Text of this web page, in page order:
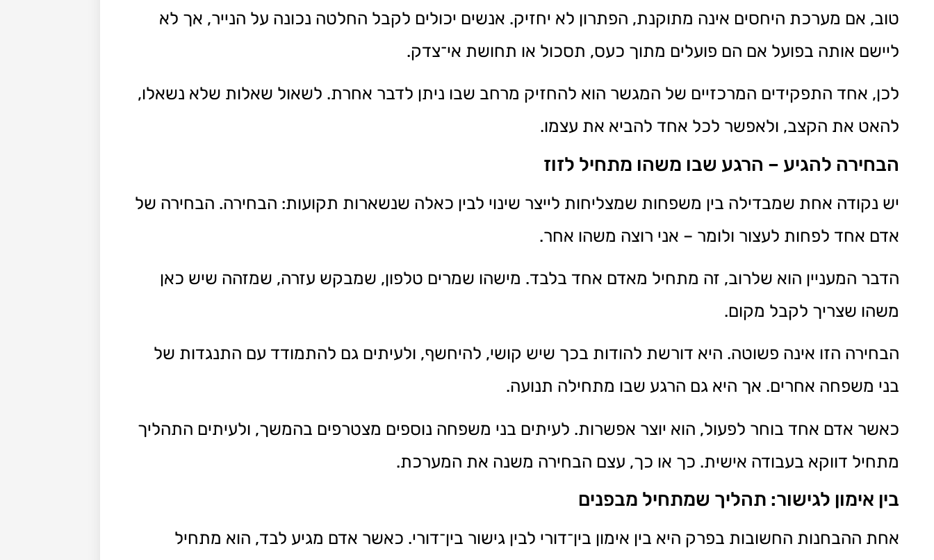
טוב, אם מערכת היחסים אינה מתוקנת, הפתרון לא יחזיק. אנשים יכולים לקבל החלטה נכונה על הנייר, אך לא
ליישם אותה בפועל אם הם פועלים מתוך כעס, תסכול או תחושת אי־צדק.
לכן, אחד התפקידים המרכזיים של המגשר הוא להחזיק מרחב שבו ניתן לדבר אחרת. לשאול שאלות שלא נשאלו,
להאט את הקצב, ולאפשר לכל אחד להביא את עצמו.
הבחירה להגיע – הרגע שבו משהו מתחיל לזוז
יש נקודה אחת שמבדילה בין משפחות שמצליחות לייצר שינוי לבין כאלה שנשארות תקועות: הבחירה. הבחירה של
אדם אחד לפחות לעצור ולומר – אני רוצה משהו אחר.
הדבר המעניין הוא שלרוב, זה מתחיל מאדם אחד בלבד. מישהו שמרים טלפון, שמבקש עזרה, שמזהה שיש כאן
משהו שצריך לקבל מקום.
הבחירה הזו אינה פשוטה. היא דורשת להודות בכך שיש קושי, להיחשף, ולעיתים גם להתמודד עם התנגדות של
בני משפחה אחרים. אך היא גם הרגע שבו מתחילה תנועה.
כאשר אדם אחד בוחר לפעול, הוא יוצר אפשרות. לעיתים בני משפחה נוספים מצטרפים בהמשך, ולעיתים התהליך
מתחיל דווקא בעבודה אישית. כך או כך, עצם הבחירה משנה את המערכת.
בין אימון לגישור: תהליך שמתחיל מבפנים
אחת ההבחנות החשובות בפרק היא בין אימון בין־דורי לבין גישור בין־דורי. כאשר אדם מגיע לבד, הוא מתחיל